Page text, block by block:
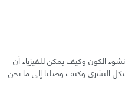
الكون وكيف يمكن للفيزياء أن
البشري وكيف وصلنا إلى ما نحن